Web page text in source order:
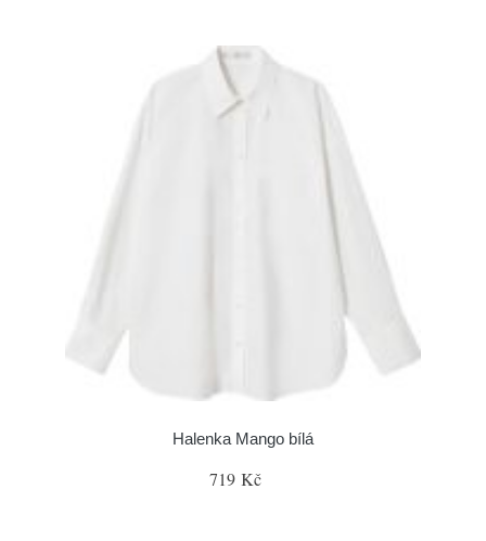
Halenka Mango bílá
719 Kč